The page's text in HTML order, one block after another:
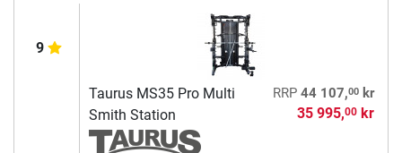
9
Taurus MS35 Pro Multi
Smith Station
RRP 44 107,00kr
35 995,00kr